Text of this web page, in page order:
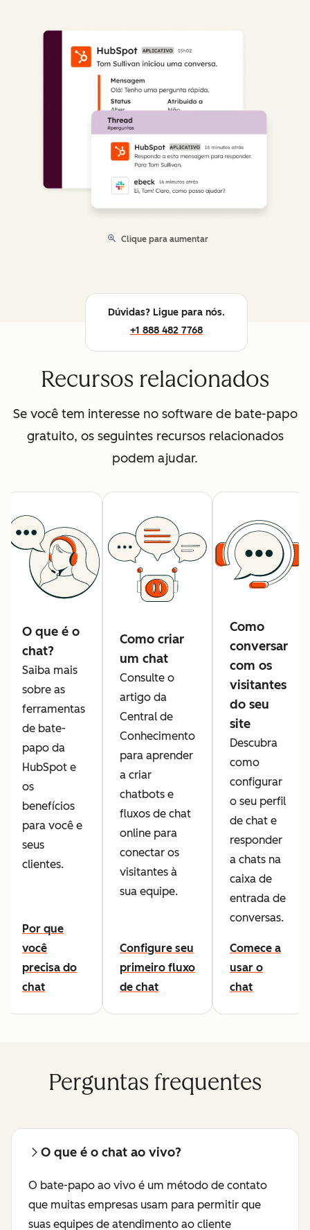
Clique para aumentar
Dúvidas? Ligue para nós.
+1 888 482 7768
Recursos relacionados
Se você tem interesse no software de bate-papo
gratuito, os seguintes recursos relacionados
podem ajudar.
O que é o
chat?
Saiba mais
sobre as
ferramentas
de bate-
papo da
HubSpot e
os
benefícios
para você e
seus
clientes.
Por que
você
precisa do
chat
Como criar
um chat
Consulte o
artigo da
Central de
Conhecimento
para aprender
a criar
chatbots e
fluxos de chat
online para
conectar os
visitantes à
sua equipe.
Configure seu
primeiro fluxo
de chat
Como
conversar
com os
visitantes
do seu
site
Descubra
como
configurar
o seu perfil
de chat e
responder
a chats na
caixa de
entrada de
conversas.
Comece a
usar o
chat
Perguntas frequentes
O que é o chat ao vivo?
O bate-papo ao vivo é um método de contato
que muitas empresas usam para permitir que
suas equipes de atendimento ao cliente